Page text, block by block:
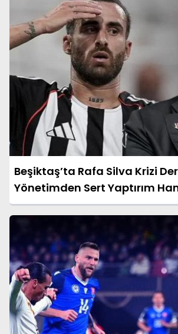
Beşiktaş’ta Rafa Silva Krizi
Yönetimden Sert Yaptırım